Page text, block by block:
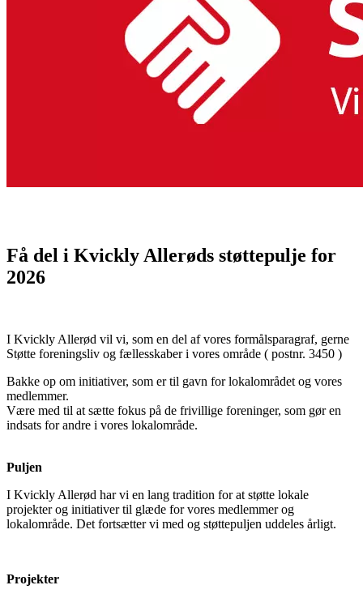
Få del i Kvickly Allerøds støttepulje for
2026
I Kvickly Allerød vil vi, som en del af vores formålsparagraf, gerne
Støtte foreningsliv og fællesskaber i vores område ( postnr. 3450 )
Bakke op om initiativer, som er til gavn for lokalområdet og vores
medlemmer.
Være med til at sætte fokus på de frivillige foreninger, som gør en
indsats for andre i vores lokalområde.
Puljen
I Kvickly Allerød har vi en lang tradition for at støtte lokale
projekter og initiativer til glæde for vores medlemmer og
lokalområde. Det fortsætter vi med og støttepuljen uddeles årligt.
Projekter